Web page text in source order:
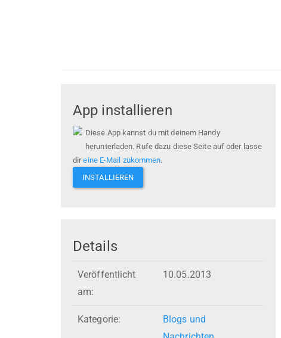
App installieren
Diese App kannst du mit deinem Handy
herunterladen. Rufe dazu diese Seite auf oder lasse
direine E-Mail zukommen.
INSTALLIEREN
Details
Veröffentlicht
am:
10.05.2013
Kategorie:
Blogs und